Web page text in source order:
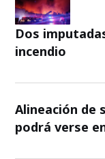
Dos
incendio
Alineación de
podrá verse